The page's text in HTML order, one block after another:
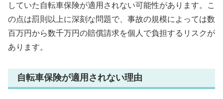
していた自転車保険が適用されない可能性があります。こ
の点は罰則以上に深刻な問題で、事故の規模によっては数
百万円から数千万円の賠償請求を個人で負担するリスクが
あります。
自転車保険が適用されない理由